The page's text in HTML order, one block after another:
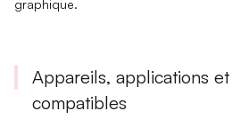
graphique.
Appareils, applications
compatibles